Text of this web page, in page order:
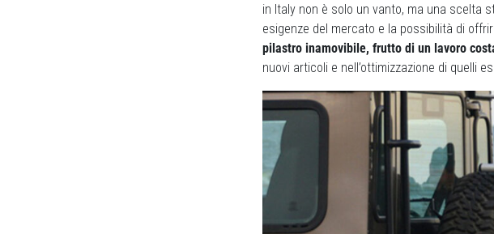
in Italy non è solo un vanto, ma una scelta
esigenze del mercato e la possibilità di
pilastro inamovibile, frutto di un lavoro
nuovi articoli e nell’ottimizzazione di quelli